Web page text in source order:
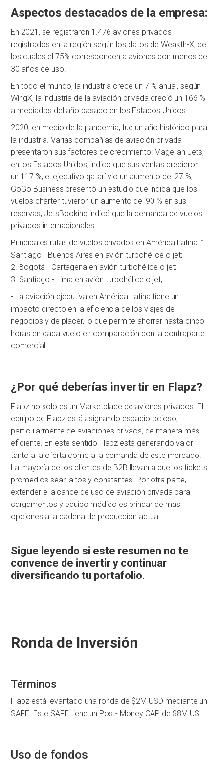
Aspectos destacados de la empresa:
En 2021, se registraron 1.476 aviones privados
registrados en la región según los datos de Weakth-X, de
los cuales el 75% corresponden a aviones con menos de
30 años de uso.
En todo el mundo, la industria crece un 7 % anual, según
WingX, la industria de la aviación privada creció un 166 %
a mediados del año pasado en los Estados Unidos.
2020, en medio de la pandemia, fue un año histórico para
la industria. Varias compañías de aviación privada
presentaron sus factores de crecimiento: Magellan Jets,
en los Estados Unidos, indicó que sus ventas crecieron
un 117 %; el ejecutivo qatarí vio un aumento del 27 %;
GoGo Business presentó un estudio que indica que los
vuelos chárter tuvieron un aumento del 90 % en sus
reservas; JetsBooking indicó que la demanda de vuelos
privados internacionales.
Principales rutas de vuelos privados en América Latina: 1.
Santiago - Buenos Aires en avión turbohélice o jet;
2. Bogotá - Cartagena en avión turbohélice o jet;
3. Santiago - Lima en avión turbohélice o jet;
• La aviación ejecutiva en América Latina tiene un
impacto directo en la eficiencia de los viajes de
negocios y de placer, lo que permite ahorrar hasta cinco
horas en cada vuelo en comparación con la contraparte
comercial.
¿Por qué deberías invertir en Flapz?
Flapz no solo es un Marketplace de aviones privados. El
equipo de Flapz está asignando espacio ocioso,
particularmente de aviaciones privaos, de manera más
eficiente. En este sentido Flapz está generando valor
tanto a la oferta como a la demanda de este mercado.
La mayoría de los clientes de B2B llevan a que los tickets
promedios sean altos y constantes. Por otra parte,
extender el alcance de uso de aviación privada para
cargamentos y equipo médico es brindar de más
opciones a la cadena de producción actual.
Sigue leyendo si este resumen no te
convence de invertir y continuar
diversificando tu portafolio.
Ronda de Inversión
Términos
Flapz está levantado una ronda de $2M USD mediante un
SAFE. Este SAFE tiene un Post- Money CAP de $8M US.
Uso de fondos